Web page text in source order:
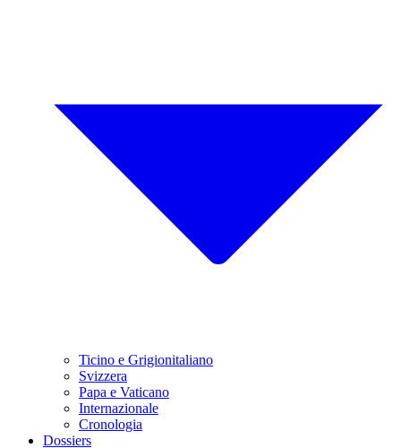
Ticino e Grigionitaliano
Svizzera
Papa e Vaticano
Internazionale
Cronologia
Dossiers